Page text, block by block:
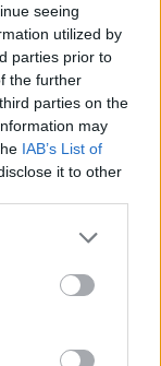
seeing
utilized by
parties prior to
the further
parties on the
may
IAB’s List of
it to other
fel a
esetekben
főváros szinte
harcok.
ostrom, 5
Itt vannak a